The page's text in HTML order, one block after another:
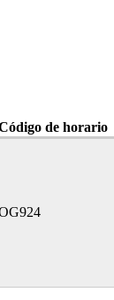
de horario